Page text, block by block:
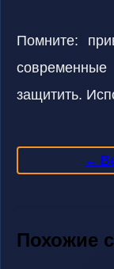
Помните:
защитить.
←
Похожие